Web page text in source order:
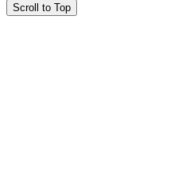
Scroll to Top